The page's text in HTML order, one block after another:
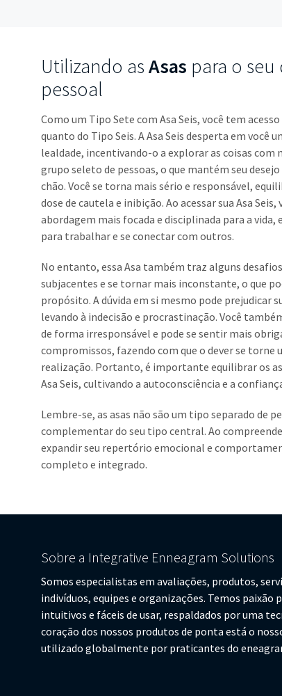
Utilizando asAsas para o
pessoal
Como um Tipo Sete com Asa Seis, você tem
quanto do Tipo Seis. A Asa Seis desperta em você
lealdade, incentivando-o a explorar as coisas com
grupo seleto de pessoas, o que mantém seu
chão. Você se torna mais sério e responsável,
dose de cautela e inibição. Ao acessar sua Asa
abordagem mais focada e disciplinada para a
para trabalhar e se conectar com outros.
No entanto, essa Asa também traz alguns
subjacentes e se tornar mais inconstante, o que
propósito. A dúvida em si mesmo pode prejudicar
levando à indecisão e procrastinação. Você
de forma irresponsável e pode se sentir mais
compromissos, fazendo com que o dever se torne
realização. Portanto, é importante equilibrar os
Asa Seis, cultivando a autoconsciência e a
Lembre-se, as asas não são um tipo separado de
complementar do seu tipo central. Ao
expandir seu repertório emocional e
completo e integrado.
Sobre a Integrative Enneagram Solutions
Somos especialistas em avaliações, produtos,
indivíduos, equipes e organizações. Temos
intuitivos e fáceis de usar, respaldados por uma
coração dos nossos produtos de ponta está o
utilizado globalmente por praticantes do